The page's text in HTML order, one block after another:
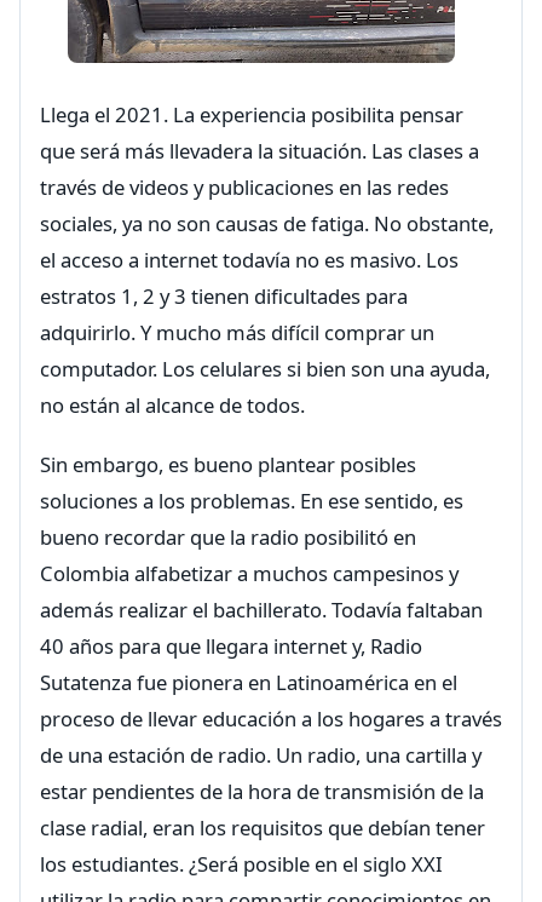
Llega el 2021. La experiencia posibilita pensar
que será más llevadera la situación. Las clases a
través de videos y publicaciones en las redes
sociales, ya no son causas de fatiga. No obstante,
el acceso a internet todavía no es masivo. Los
estratos 1, 2 y 3 tienen dificultades para
adquirirlo. Y mucho más difícil comprar un
computador. Los celulares si bien son una ayuda,
no están al alcance de todos.
Sin embargo, es bueno plantear posibles
soluciones a los problemas. En ese sentido, es
bueno recordar que la radio posibilitó en
Colombia alfabetizar a muchos campesinos y
además realizar el bachillerato. Todavía faltaban
40 años para que llegara internet y, Radio
Sutatenza fue pionera en Latinoamérica en el
proceso de llevar educación a los hogares a través
de una estación de radio. Un radio, una cartilla y
estar pendientes de la hora de transmisión de la
clase radial, eran los requisitos que debían tener
los estudiantes. ¿Será posible en el siglo XXI